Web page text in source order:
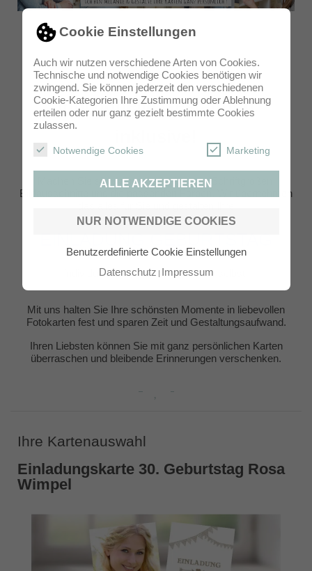
Cookie Einstellungen
Auch wir nutzen verschiedene Arten von Cookies.
Technische und notwendige Cookies benötigen wir
zwingend. Sie können jederzeit den verschiedenen
Cookie-Kategorien Ihre Zustimmung oder Ablehnung
erteilen oder nur ganz gezielt bestimmte Cookies
zulassen.
Notwendige Cookies Marketing
ALLE AKZEPTIEREN
NUR NOTWENDIGE COOKIES
Benutzerdefinierte Cookie Einstellungen
Datenschutz Impressum
Individuelle Gestaltung
Machen Sie sich keine Gedanken um Schriftgrößen,
Bildausschnitte und die passenden Farben. Wir übernehmen
individuell und persönlich, wie Sie selbst.
Mit uns halten Sie Ihre schönsten Momente in liebevollen
Fotokarten fest und sparen Zeit und Gestaltungsaufwand.
Ihren Liebsten können Sie mit ganz persönlichen Karten
überraschen und bleibende Erinnerungen verschenken.
Ihre Kartenauswahl
Einladungskarte 30. Geburtstag Rosa
Wimpel